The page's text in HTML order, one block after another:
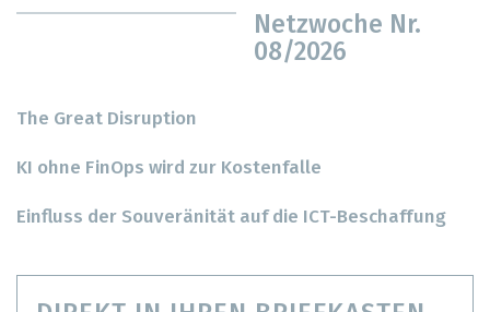
Netzwoche Nr.
08/2026
The Great Disruption
KI ohne FinOps wird zur Kostenfalle
Einfluss der Souveränität auf die ICT-Beschaffung